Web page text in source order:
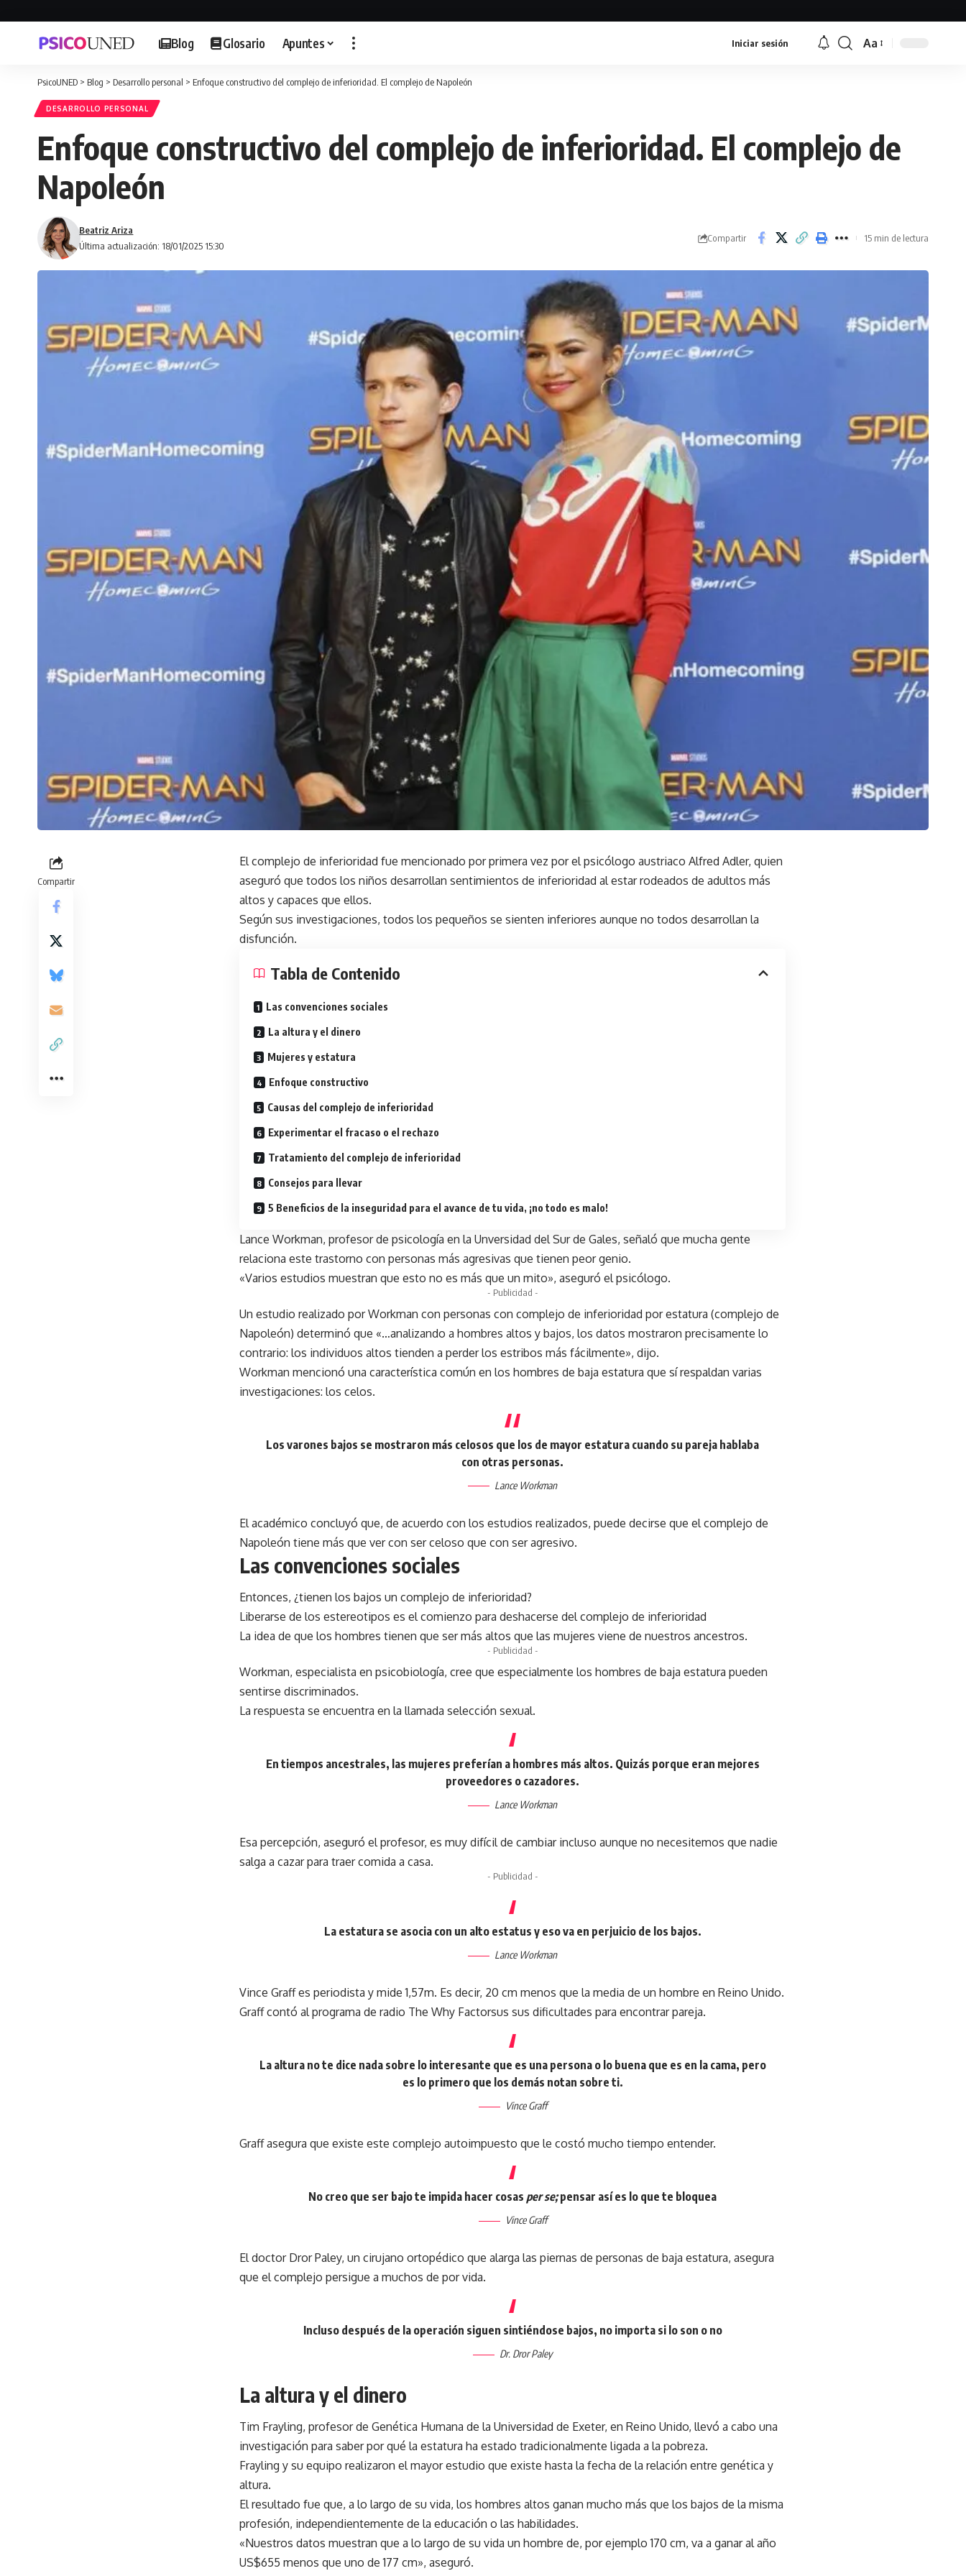
Blog Glosario Apuntes Iniciar sesión
Font
Aa
PsicoUNED > Blog > Desarrollo personal > Enfoque constructivo del complejo de inferioridad. El complejo de Napoleón
DESARROLLO PERSONAL
Enfoque constructivo del complejo de inferioridad. El complejo de
Napoleón
Última actualización: 18/01/2025 15:30
Beatriz Ariza
Compartir 15 min de lectura
Compartir
El complejo de inferioridad fue mencionado por primera vez por el psicólogo austriaco Alfred Adler, quien
aseguró que todos los niños desarrollan sentimientos de inferioridad al estar rodeados de adultos más
altos y capaces que ellos.
Según sus investigaciones, todos los pequeños se sienten inferiores aunque no todos desarrollan la
disfunción.
Tabla de Contenido
Las convenciones sociales
La altura y el dinero
Mujeres y estatura
Enfoque constructivo
Causas del complejo de inferioridad
Experimentar el fracaso o el rechazo
Tratamiento del complejo de inferioridad
Consejos para llevar
5 Beneficios de la inseguridad para el avance de tu vida, ¡no todo es malo!
Lance Workman, profesor de psicología en la Unversidad del Sur de Gales, señaló que mucha gente
relaciona este trastorno con personas más agresivas que tienen peor genio.
«Varios estudios muestran que esto no es más que un mito», aseguró el psicólogo.
- Publicidad -
Un estudio realizado por Workman con personas con complejo de inferioridad por estatura (complejo de
Napoleón) determinó que «…analizando a hombres altos y bajos, los datos mostraron precisamente lo
contrario: los individuos altos tienden a perder los estribos más fácilmente», dijo.
Workman mencionó una característica común en los hombres de baja estatura que sí respaldan varias
investigaciones: los celos.
Los varones bajos se mostraron más celosos que los de mayor estatura cuando su pareja hablaba
con otras personas.
Lance Workman
El académico concluyó que, de acuerdo con los estudios realizados, puede decirse que el complejo de
Napoleón tiene más que ver con ser celoso que con ser agresivo.
Las convenciones sociales
Entonces, ¿tienen los bajos un complejo de inferioridad?
Liberarse de los estereotipos es el comienzo para deshacerse del complejo de inferioridad
La idea de que los hombres tienen que ser más altos que las mujeres viene de nuestros ancestros.
- Publicidad -
Workman, especialista en psicobiología, cree que especialmente los hombres de baja estatura pueden
sentirse discriminados.
La respuesta se encuentra en la llamada selección sexual.
En tiempos ancestrales, las mujeres preferían a hombres más altos. Quizás porque eran mejores
proveedores o cazadores.
Lance Workman
Esa percepción, aseguró el profesor, es muy difícil de cambiar incluso aunque no necesitemos que nadie
salga a cazar para traer comida a casa.
- Publicidad -
La estatura se asocia con un alto estatus y eso va en perjuicio de los bajos.
Lance Workman
Vince Graff es periodista y mide 1,57m. Es decir, 20 cm menos que la media de un hombre en Reino Unido.
Graff contó al programa de radio The Why Factorsus sus dificultades para encontrar pareja.
La altura no te dice nada sobre lo interesante que es una persona o lo buena que es en la cama, pero
es lo primero que los demás notan sobre ti.
Vince Graff
Graff asegura que existe este complejo autoimpuesto que le costó mucho tiempo entender.
No creo que ser bajo te impida hacer cosas per se;pensar así es lo que te bloquea
Vince Graff
El doctor Dror Paley, un cirujano ortopédico que alarga las piernas de personas de baja estatura, asegura
que el complejo persigue a muchos de por vida.
Incluso después de la operación siguen sintiéndose bajos, no importa si lo son o no
Dr. Dror Paley
La altura y el dinero
Tim Frayling, profesor de Genética Humana de la Universidad de Exeter, en Reino Unido, llevó a cabo una
investigación para saber por qué la estatura ha estado tradicionalmente ligada a la pobreza.
Frayling y su equipo realizaron el mayor estudio que existe hasta la fecha de la relación entre genética y
altura.
El resultado fue que, a lo largo de su vida, los hombres altos ganan mucho más que los bajos de la misma
profesión, independientemente de la educación o las habilidades.
«Nuestros datos muestran que a lo largo de su vida un hombre de, por ejemplo 170 cm, va a ganar al año
US$655 menos que uno de 177 cm», aseguró.